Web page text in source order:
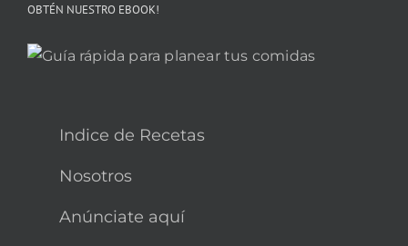
OBTÉN NUESTRO EBOOK!
Indice de Recetas
Nosotros
Anúnciate aquí